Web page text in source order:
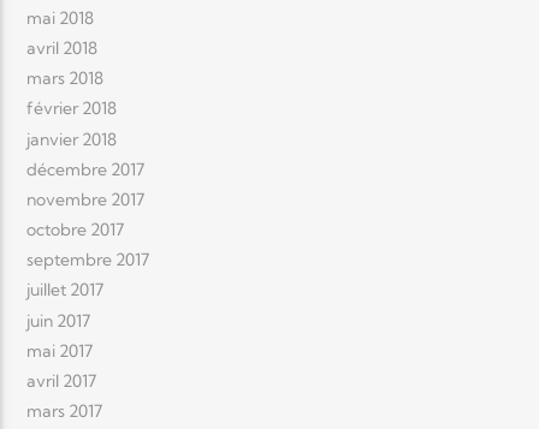
mai 2018
avril 2018
mars 2018
février 2018
janvier 2018
décembre 2017
novembre 2017
octobre 2017
septembre 2017
juillet 2017
juin 2017
mai 2017
avril 2017
mars 2017